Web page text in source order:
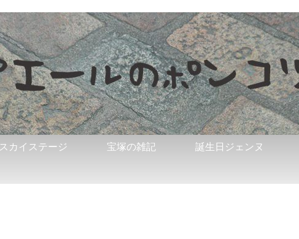
スカイステージ 宝塚の雑記 誕生日ジェンヌ